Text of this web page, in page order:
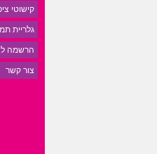
קישוטי
גלריית
הרשמה
צור קשר